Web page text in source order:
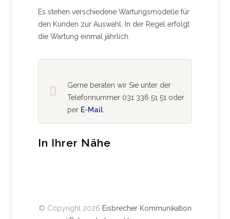
Es stehen verschiedene Wartungsmodelle für
den Kunden zur Auswahl. In der Regel erfolgt
die Wartung einmal jährlich.
Gerne beraten wir Sie unter der
Telefonnummer 031 336 51 51 oder
per E-Mail.
In Ihrer Nähe
© Copyright 2026 Eisbrecher Kommunikation